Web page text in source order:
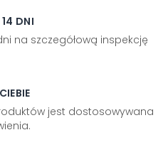
DNI
na szczegółową inspekcję
jest dostosowywana